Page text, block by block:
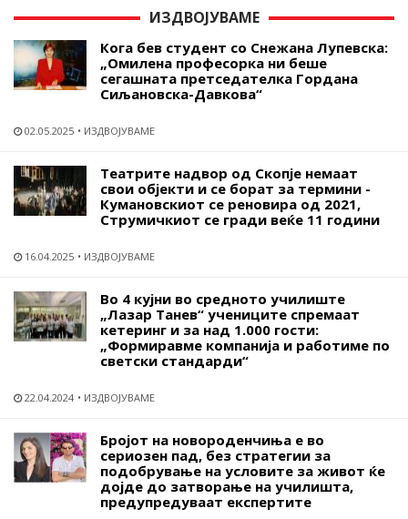
ИЗДВОЈУВАМЕ
Кога бев студент со Снежана Лупевска:
„Омилена професорка ни беше
сегашната претседателка Гордана
Сиљановска-Давкова“
02.05.2025 ИЗДВОЈУВАМЕ
Театрите надвор од Скопје немаат
свои објекти и се борат за термини -
Кумановскиот се реновира од 2021,
Струмичкиот се гради веќе 11 години
16.04.2025 ИЗДВОЈУВАМЕ
Во 4 кујни во средното училиште
„Лазар Танев“ учениците спремаат
кетеринг и за над 1.000 гости:
„Формиравме компанија и работиме по
светски стандарди“
22.04.2024 ИЗДВОЈУВАМЕ
Бројот на новороденчиња е во
сериозен пад, без стратегии за
подобрување на условите за живот ќе
дојде до затворање на училишта,
предупредуваат експертите